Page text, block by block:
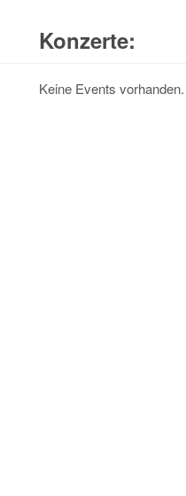
Konzerte:
Keine Events vorhanden.